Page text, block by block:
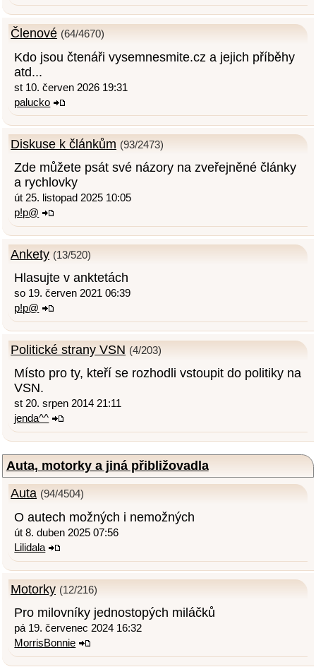
Členové (64/4670)
Kdo jsou čtenáři vysemnesmite.cz a jejich příběhy
atd...
st 10. červen 2026 19:31
palucko
Diskuse k článkům (93/2473)
Zde můžete psát své názory na zveřejněné články
a rychlovky
út 25. listopad 2025 10:05
p!p@
Ankety (13/520)
Hlasujte v anktetách
so 19. červen 2021 06:39
p!p@
Politické strany VSN (4/203)
Místo pro ty, kteří se rozhodli vstoupit do politiky na
VSN.
st 20. srpen 2014 21:11
jenda^^
Auta, motorky a jiná přibližovadla
Auta (94/4504)
O autech možných i nemožných
út 8. duben 2025 07:56
Lilidala
Motorky (12/216)
Pro milovníky jednostopých miláčků
pá 19. červenec 2024 16:32
MorrisBonnie